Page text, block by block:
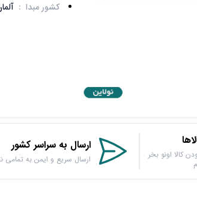
کشور مبدا :
کالا اونو بخر
ارسال به سراسر کشور
ارسال سریع و ایمن به تمامی